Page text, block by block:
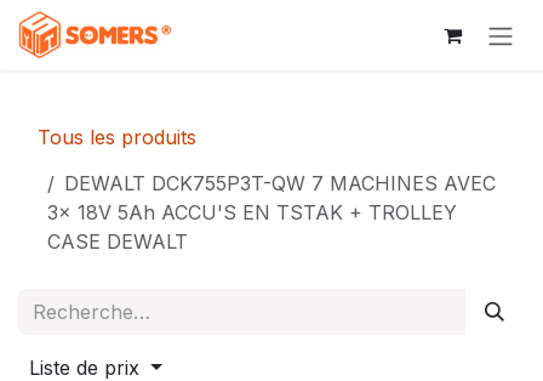
Se rendre au contenu
Tous les produits
DEWALT DCK755P3T-QW 7 MACHINES AVEC
3x 18V 5Ah ACCU'S EN TSTAK + TROLLEY
CASE DEWALT
Liste de prix